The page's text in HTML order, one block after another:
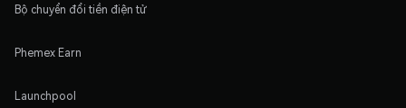
Bộ chuyển đổi tiền điện tử
Phemex Earn
Launchpool